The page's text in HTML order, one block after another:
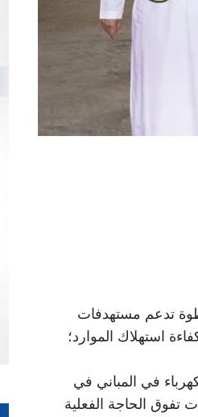
تدعم مستهدفات
الإمارة في رفع كفاءة استهلاك الموارد؛
إجمالي استهلاك الكهرباء في المباني في
تفوق الحاجة الفعلية